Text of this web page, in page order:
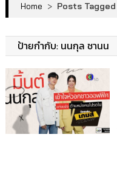
Home > Posts
ป้ายกำกับ: นนกุล ชานน